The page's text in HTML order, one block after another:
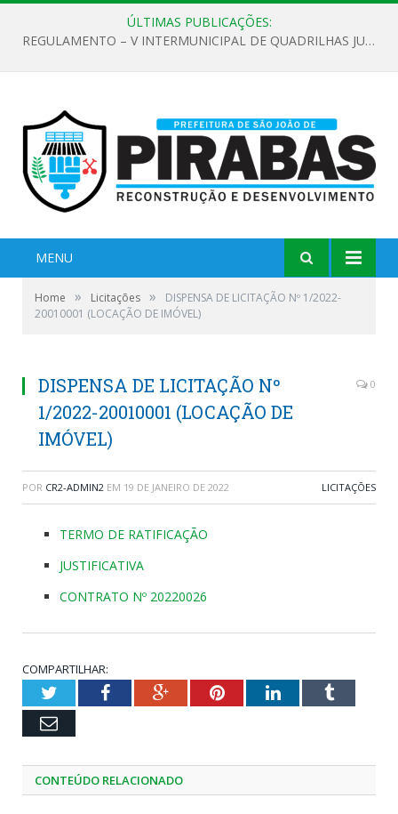
ÚLTIMAS PUBLICAÇÕES:
REGULAMENTO – V INTERMUNICIPAL DE QUADRILHAS JUNINAS 2026
MENU
Home » Licitações »
DISPENSA DE LICITAÇÃO Nº 1/2022-
20010001 (LOCAÇÃO DE IMÓVEL)
DISPENSA DE LICITAÇÃO Nº
1/2022-20010001 (LOCAÇÃO DE
IMÓVEL)
0
POR CR2-ADMIN2 EM 19 DE JANEIRO DE 2022 LICITAÇÕES
TERMO DE RATIFICAÇÃO
JUSTIFICATIVA
CONTRATO Nº 20220026
COMPARTILHAR:
TwitterFacebookGoogle+PinterestLinkedInTumblr
Email
CONTEÚDO RELACIONADO